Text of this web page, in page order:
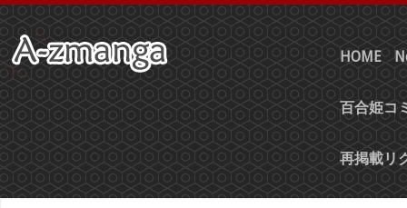
HOME
百合姫コ
再掲載リ